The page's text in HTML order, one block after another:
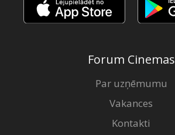
Kino
Klubs
Forum Cinemas
Par uzņēmumu
Vakances
Kontakti